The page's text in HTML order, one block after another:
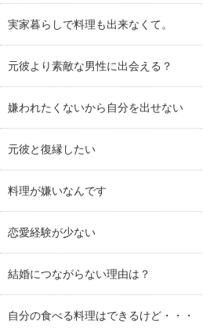
実家暮らしで料理も出来なくて。
元彼より素敵な男性に出会える？
嫌われたくないから自分を出せない
元彼と復縁したい
料理が嫌いなんです
恋愛経験が少ない
結婚につながらない理由は？
自分の食べる料理はできるけど・・・